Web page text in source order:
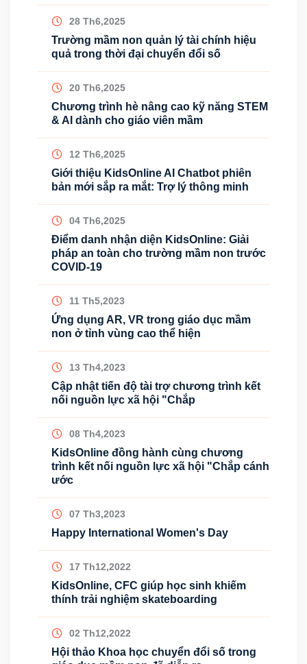
28 Th6,2025
Trường mầm non quản lý tài chính hiệu
quả trong thời đại chuyển đổi số
20 Th6,2025
Chương trình hè nâng cao kỹ năng STEM
& AI dành cho giáo viên mầm
12 Th6,2025
Giới thiệu KidsOnline AI Chatbot phiên
bản mới sắp ra mắt: Trợ lý thông minh
04 Th6,2025
Điểm danh nhận diện KidsOnline: Giải
pháp an toàn cho trường mầm non trước
COVID-19
11 Th5,2023
Ứng dụng AR, VR trong giáo dục mầm
non ở tỉnh vùng cao thể hiện
13 Th4,2023
Cập nhật tiến độ tài trợ chương trình kết
nối nguồn lực xã hội "Chắp
08 Th4,2023
KidsOnline đồng hành cùng chương
trình kết nối nguồn lực xã hội "Chắp cánh
ước
07 Th3,2023
Happy International Women's Day
17 Th12,2022
KidsOnline, CFC giúp học sinh khiếm
thính trải nghiệm skateboarding
02 Th12,2022
Hội thảo Khoa học chuyển đổi số trong